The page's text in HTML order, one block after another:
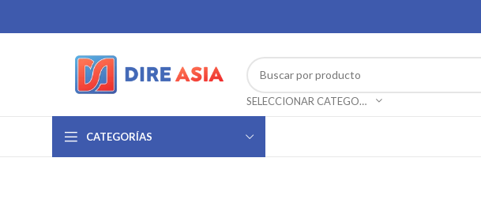
SELECCIONAR CATEGORÍA
CATEGORÍAS